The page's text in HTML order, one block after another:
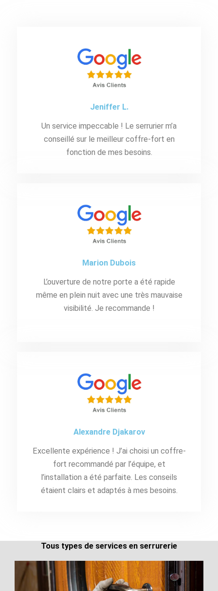
Jeniffer L.
Un service impeccable ! Le serrurier m’a
conseillé sur le meilleur coffre-fort en
fonction de mes besoins.
Marion Dubois
L’ouverture de notre porte a été rapide
même en plein nuit avec une très mauvaise
visibilité. Je recommande !
Alexandre Djakarov
Excellente expérience ! J’ai choisi un coffre-
fort recommandé par l’équipe, et
l’installation a été parfaite. Les conseils
étaient clairs et adaptés à mes besoins.
Tous types de services en serrurerie